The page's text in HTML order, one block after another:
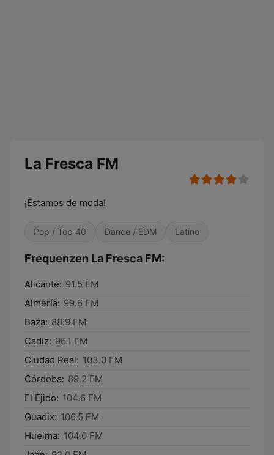
La Fresca FM
¡Estamos de moda!
Pop / Top 40 Dance / EDM Latino
Frequenzen La Fresca FM:
Alicante: 91.5 FM
Almería: 99.6 FM
Baza: 88.9 FM
Cadiz: 96.1 FM
Ciudad Real: 103.0 FM
Córdoba: 89.2 FM
El Ejido: 104.6 FM
Guadix: 106.5 FM
Huelma: 104.0 FM